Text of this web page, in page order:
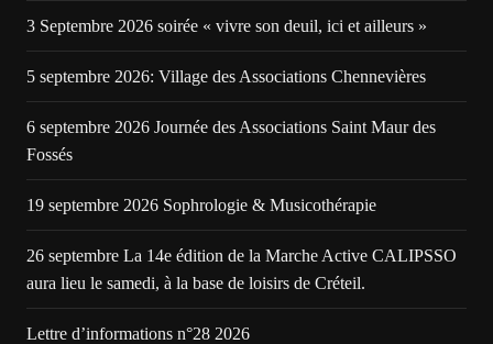
3 Septembre 2026 soirée « vivre son deuil, ici et ailleurs »
5 septembre 2026: Village des Associations Chennevières
6 septembre 2026 Journée des Associations Saint Maur des
Fossés
19 septembre 2026 Sophrologie & Musicothérapie
26 septembre La 14e édition de la Marche Active CALIPSSO
aura lieu le samedi, à la base de loisirs de Créteil.
Lettre d’informations n°28 2026